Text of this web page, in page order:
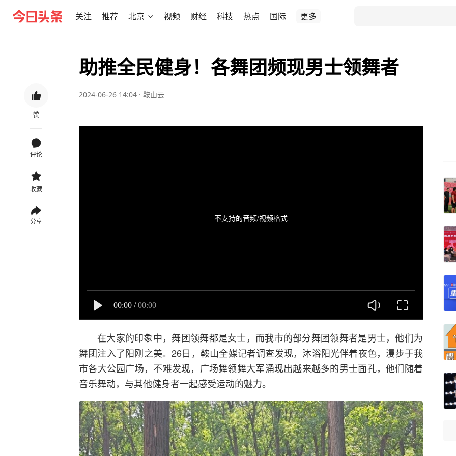
关注 推荐 北京 视频 财经 科技 热点 国际 更多
赞
评论
收藏
分享
助推全民健身！各舞团频现男士领舞者
2024-06-26 14:04 · 鞍山云
不支持的音频/视频格式
00:00 / 00:00
在大家的印象中，舞团领舞都是女士，而我市的部分舞团领舞者是男士，他们为
舞团注入了阳刚之美。26日，鞍山全媒记者调查发现，沐浴阳光伴着夜色，漫步于我
市各大公园广场，不难发现，广场舞领舞大军涌现出越来越多的男士面孔，他们随着
音乐舞动，与其他健身者一起感受运动的魅力。